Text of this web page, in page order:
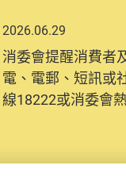
2026.06.29
消委會提醒消費者
電、電郵、短訊或
線18222或消委會